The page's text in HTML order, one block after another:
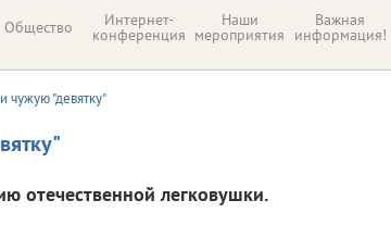
Общество Интернет-
конференция
Наши
мероприятия
Важная
информация!
чужую "девятку"
отечественной легковушки.